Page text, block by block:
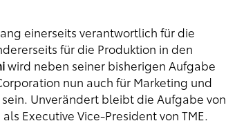
einerseits verantwortlich für die
für die Produktion in den
wird neben seiner bisherigen Aufgabe
nun auch für Marketing und
Unverändert bleibt die Aufgabe von
Executive Vice-President von TME.